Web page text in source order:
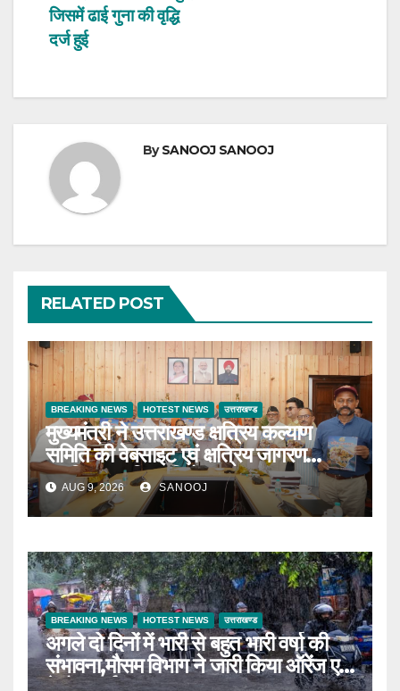
जिसमें ढाई गुना की वृद्धि
दर्ज हुई
BySANOOJ SANOOJ
RELATED POST
BREAKING NEWS HOTEST NEWS उत्तराखण्ड
मुख्यमंत्री ने उत्तराखण्ड क्षत्रिय कल्याण
समिति की वेबसाइट एवं क्षत्रिय जागरण
स्मारिका का किया विमोचन
AUG 9, 2026 SANOOJ
BREAKING NEWS HOTEST NEWS उत्तराखण्ड
अगले दो दिनों में भारी से बहुत भारी वर्षा की
संभावना,मौसम विभाग ने जारी किया ऑरेंज एवं